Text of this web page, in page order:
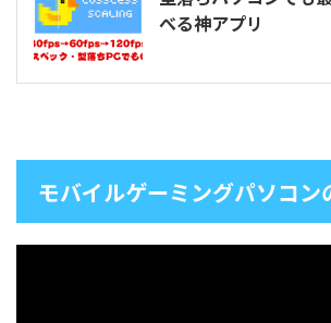
べる神アプリ
モバイルゲーミングパソコン